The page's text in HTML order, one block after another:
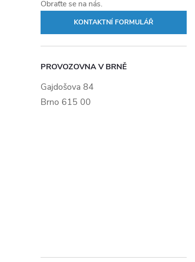
Obraťte se na nás.
KONTAKTNÍ FORMULÁŘ
PROVOZOVNA V BRNĚ
Gajdošova 84
Brno 615 00